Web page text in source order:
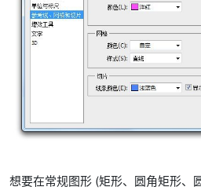
想要在常规图形 (矩形、圆角矩形、